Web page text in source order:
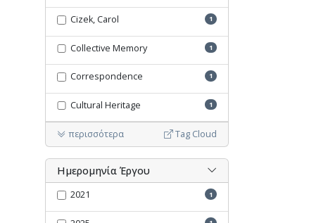
Cizek, Carol 1
Collective Memory 1
Correspondence 1
Cultural Heritage 1
περισσότερα Tag Cloud
Ημερομηνία Έργου
2021 1